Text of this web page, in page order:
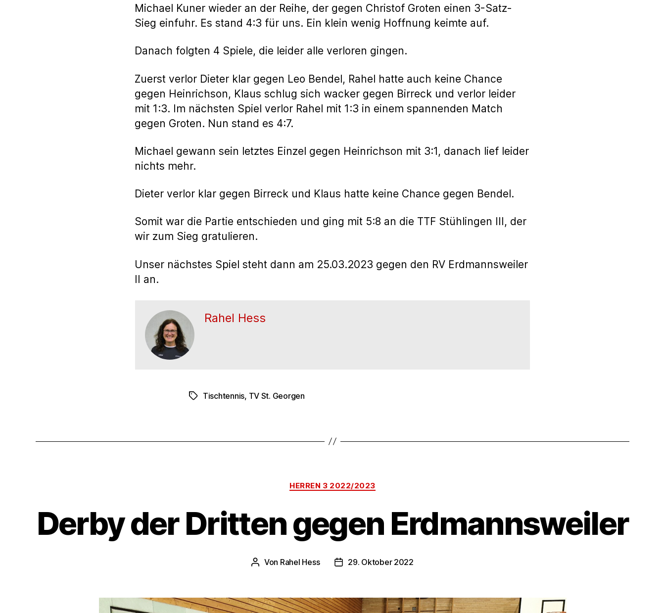
Michael Kuner wieder an der Reihe, der gegen Christof Groten einen 3-Satz-
Sieg einfuhr. Es stand 4:3 für uns. Ein klein wenig Hoffnung keimte auf.
Danach folgten 4 Spiele, die leider alle verloren gingen.
Zuerst verlor Dieter klar gegen Leo Bendel, Rahel hatte auch keine Chance
gegen Heinrichson, Klaus schlug sich wacker gegen Birreck und verlor leider
mit 1:3. Im nächsten Spiel verlor Rahel mit 1:3 in einem spannenden Match
gegen Groten. Nun stand es 4:7.
Michael gewann sein letztes Einzel gegen Heinrichson mit 3:1, danach lief leider
nichts mehr.
Dieter verlor klar gegen Birreck und Klaus hatte keine Chance gegen Bendel.
Somit war die Partie entschieden und ging mit 5:8 an die TTF Stühlingen III, der
wir zum Sieg gratulieren.
Unser nächstes Spiel steht dann am 25.03.2023 gegen den RV Erdmannsweiler
II an.
Rahel Hess
Schlagwörter
Tischtennis, TV St. Georgen
Kategorien
HERREN 3 2022/2023
Derby der Dritten gegen Erdmannsweiler
Beitragsautor
Von Rahel Hess Veröffentlichungsdatum
29. Oktober 2022